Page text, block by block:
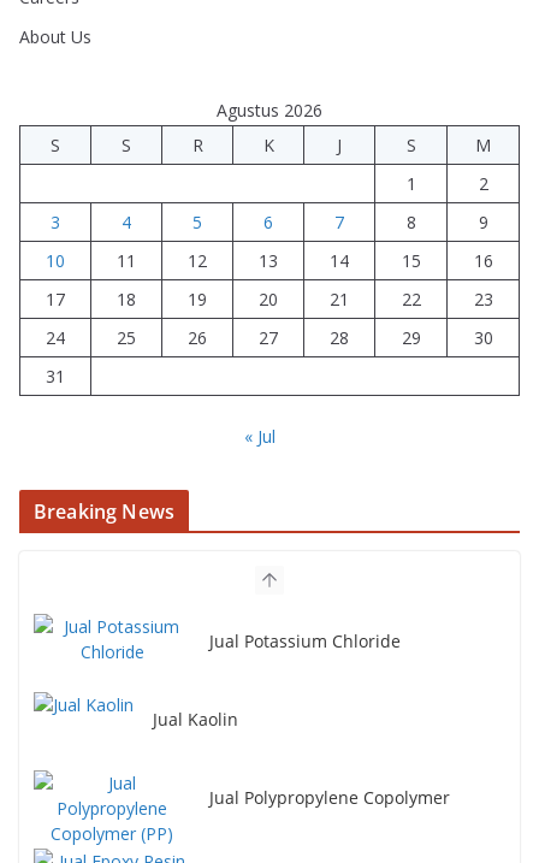
About Us
Agustus 2026
S
S R K J S
M
1
2
3
4 5 6 7 8
9
10
11 12 13 14 15
16
17
18 19 20 21 22
23
24
25 26 27 28 29
30
31
« Jul
Breaking News
Jual Potassium Chloride
Jual Kaolin
Jual Polypropylene Copolymer